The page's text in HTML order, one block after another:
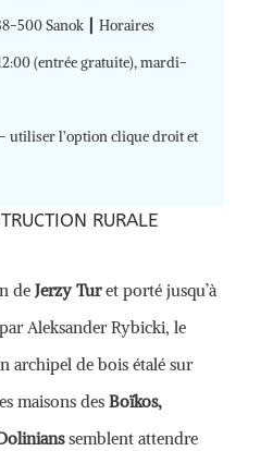
500 Sanok ┃ Horaires
(entrée gratuite), mardi-
utiliser l’option clique droit et
RURALE
de Jerzy Turet porté jusqu’à
Aleksander Rybicki, le
archipel de bois étalé sur
maisons des Boïkos,
semblent attendre